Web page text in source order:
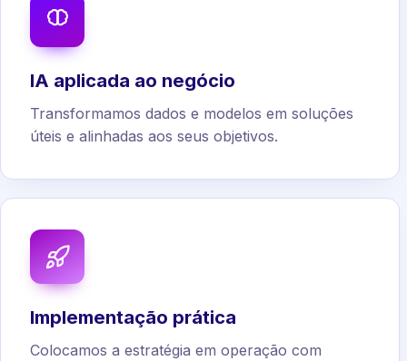
IA aplicada ao negócio
Transformamos dados e modelos em soluções
úteis e alinhadas aos seus objetivos.
Implementação prática
Colocamos a estratégia em operação com